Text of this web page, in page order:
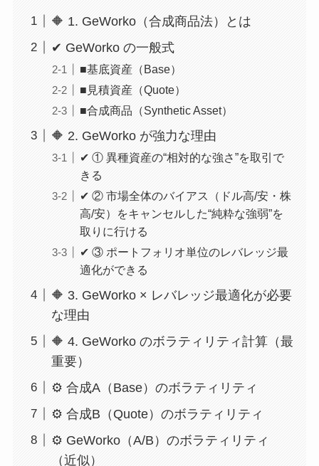
🔶 1. GeWorko（合成商品法）とは
✔ GeWorko の一般式
■基底資産（Base）
■見積資産（Quote）
■合成商品（Synthetic Asset）
🔶 2. GeWorko が強力な理由
✔ ① 異種資産の“相対的な強さ”を取引で
きる
✔ ② 市場全体のバイアス（ドル高/安・株
高/安）をキャンセルした“純粋な強弱”を
取りに行ける
✔ ③ ポートフォリオ単位のレバレッジ最
適化ができる
🔶 3. GeWorko × レバレッジ最適化が必要
な理由
🔶 4. GeWorko のボラティリティ計算（最
重要）
⚙ 合成A（Base）のボラティリティ
⚙ 合成B（Quote）のボラティリティ
⚙ GeWorko（A/B）のボラティリティ
（近似）